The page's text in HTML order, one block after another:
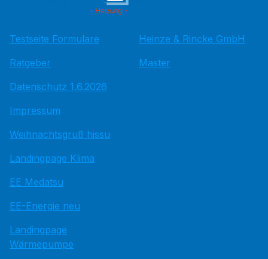
Testseite Formulare
Ratgeber
Datenschutz 1.6.2026
Impressum
Weihnachtsgruß hissu
Landingpage Klima
EE Medatsu
EE-Energie neu
Landingpage
Wärmepumpe
Heinze & Rincke GmbH
Master